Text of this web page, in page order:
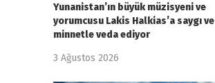
Yunanistan’ın büyük müzisyeni ve
yorumcusu Lakis Halkias’a saygı ve
minnetle veda ediyor
3 Ağustos 2026